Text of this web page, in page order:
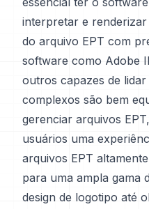
interpretar e
do arquivo EPT com
software como Adobe
outros capazes de
complexos são bem
gerenciar arquivos
usuários uma
arquivos EPT
para uma ampla gama
design de logotipo até